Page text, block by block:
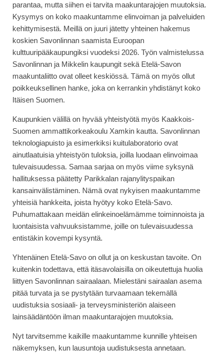
parantaa, mutta siihen ei tarvita maakuntarajojen muutoksia.
Kysymys on koko maakuntamme elinvoiman ja palveluiden
kehittymisestä. Meillä on juuri jätetty yhteinen hakemus
koskien Savonlinnan saamista Euroopan
kulttuuripääkaupungiksi vuodeksi 2026. Työn valmistelussa
Savonlinnan ja Mikkelin kaupungit sekä Etelä-Savon
maakuntaliitto ovat olleet keskiössä. Tämä on myös ollut
poikkeuksellinen hanke, joka on kerrankin yhdistänyt koko
Itäisen Suomen.
Kaupunkien välillä on hyvää yhteistyötä myös Kaakkois-
Suomen ammattikorkeakoulu Xamkin kautta. Savonlinnan
teknologiapuisto ja esimerkiksi kuitulaboratorio ovat
ainutlaatuisia yhteistyön tuloksia, joilla luodaan elinvoimaa
tulevaisuudessa. Samaa sarjaa on myös viime syksynä
hallituksessa päätetty Parikkalan rajanylityspaikan
kansainvälistäminen. Nämä ovat nykyisen maakuntamme
yhteisiä hankkeita, joista hyötyy koko Etelä-Savo.
Puhumattakaan meidän elinkeinoelämämme toiminnoista ja
luontaisista vahvuuksistamme, joille on tulevaisuudessa
entistäkin kovempi kysyntä.
Yhtenäinen Etelä-Savo on ollut ja on keskustan tavoite. On
kuitenkin todettava, että itäsavolaisilla on oikeutettuja huolia
liittyen Savonlinnan sairaalaan. Mielestäni sairaalan asema
pitää turvata ja se pystytään turvaamaan tekemällä
uudistuksia sosiaali- ja terveysministeriön alaiseen
lainsäädäntöön ilman maakuntarajojen muutoksia.
Nyt tarvitsemme kaikille maakuntamme kunnille yhteisen
näkemyksen, kun lausuntoja uudistuksesta annetaan.